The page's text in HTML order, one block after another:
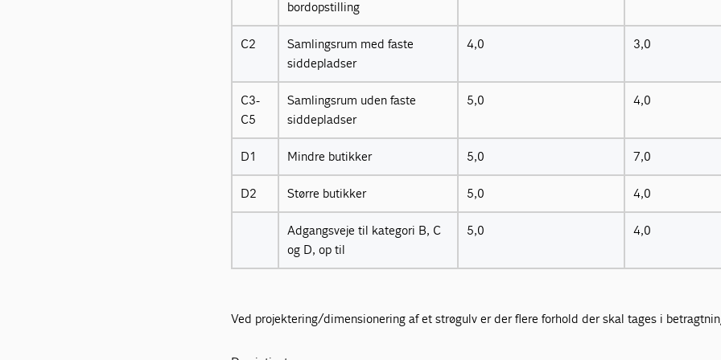
bordopstilling
C2
Samlingsrum med faste
siddepladser
4,0 3,0
C3-
C5
Samlingsrum uden faste
siddepladser
5,0 4,0
D1 Mindre butikker 5,0 7,0
D2 Større butikker 5,0 4,0
Adgangsveje til kategori B, C
og D, op til
5,0 4,0
Ved projektering/dimensionering af et strøgulv er der flere forhold der skal tages i